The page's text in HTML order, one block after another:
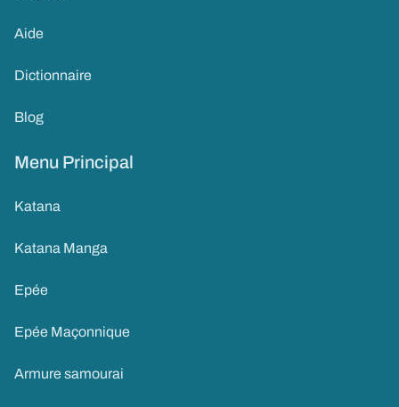
Aide
Dictionnaire
Blog
Menu Principal
Katana
Katana Manga
Epée
Epée Maçonnique
Armure samourai